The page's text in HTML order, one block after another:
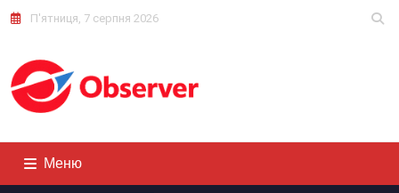
П'ятниця, 7 серпня 2026
Меню